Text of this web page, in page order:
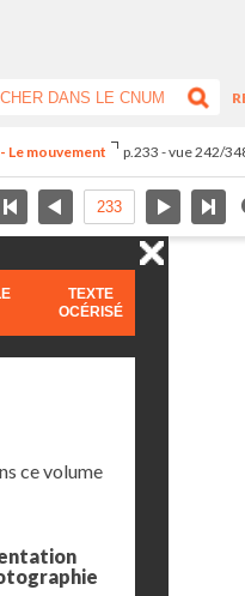
Le mouvement p.233 - vue 242/
TEXTE
OCÉRISÉ
ce volume